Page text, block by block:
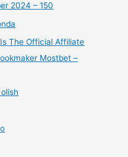
2024 – 150
The Official Affiliate
Mostbet –